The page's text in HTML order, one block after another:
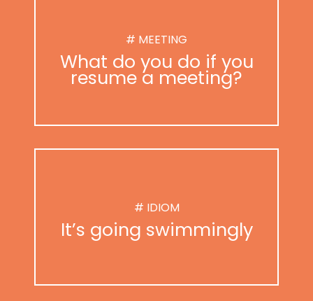
# MEETING
What do you do if you
resume a meeting?
# IDIOM
It’s going swimmingly